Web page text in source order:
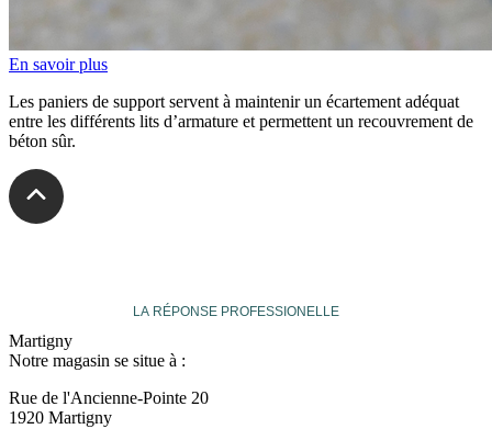
En savoir plus
Les paniers de support servent à maintenir un écartement adéquat
entre les différents lits d’armature et permettent un recouvrement de
béton sûr.
LA RÉPONSE PROFESSIONELLE
Martigny
Notre magasin se situe à :
Rue de l'Ancienne-Pointe 20
1920 Martigny